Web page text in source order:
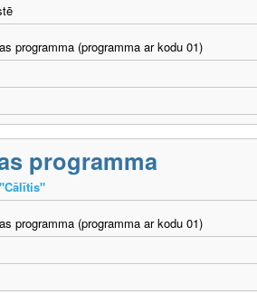
programma (programma ar kodu 01)
programma
programma (programma ar kodu 01)